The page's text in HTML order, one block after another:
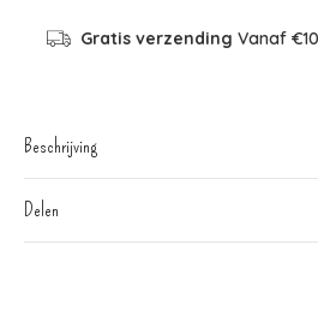
Gratis verzending Vanaf
Beschrijving
Delen